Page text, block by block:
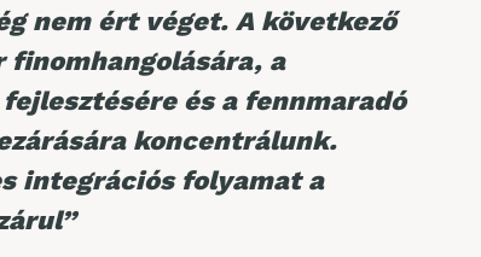
nem ért véget. A következő
finomhangolására, a
és a fennmaradó
koncentrálunk.
integrációs folyamat a